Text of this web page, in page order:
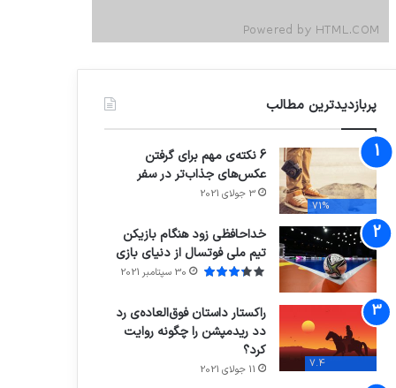
پربازدیدترین مطالب
71%
6 نکته‌ی مهم برای گرفتن
عکس‌های جذاب‌تر در سفر
3 جولای 2021
خداحافظی زود هنگام بازیکن
تیم ملی فوتسال از دنیای بازی
30 سپتامبر 2021
7.4
راکستار داستان فوق‌العاده‌ی رد
دد ریدمپشن را چگونه روایت
کرد؟
11 جولای 2021